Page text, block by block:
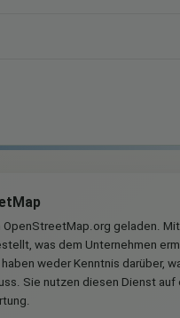
geladen.
was dem Unternehmen
weder Kenntnis darüber,
Sie nutzen diesen Dienst auf